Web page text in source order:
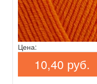
Цена:
10,40 руб.